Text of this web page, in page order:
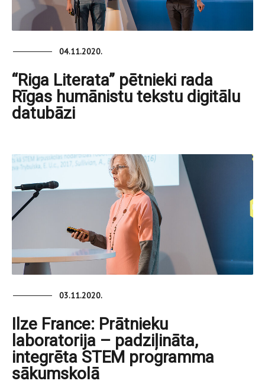
04.11.2020.
“Riga Literata” pētnieki rada
Rīgas humānistu tekstu digitālu
datubāzi
03.11.2020.
Ilze France: Prātnieku
laboratorija – padziļināta,
integrēta STEM programma
sākumskolā